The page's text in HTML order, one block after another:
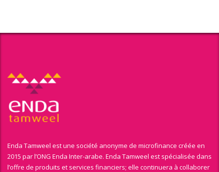
Enda Tamweel est une société anonyme de microfinance créée en
2015 par l’ONG Enda Inter-arabe. Enda Tamweel est spécialisée dans
l’offre de produits et services financiers; elle continuera à collaborer